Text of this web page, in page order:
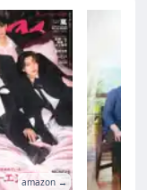
amazon →